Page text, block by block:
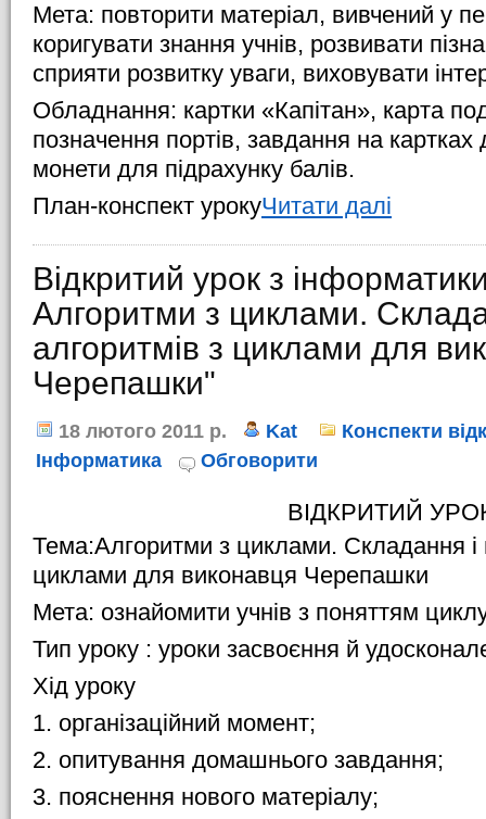
Мета: повторити матеріал, вивчений у
коригувати знання учнів, розвивати
сприяти розвитку уваги, виховувати
Обладнання: картки «Капітан», карта
позначення портів, завдання на
монети для підрахунку балів.
План-конспект урокуЧитати далі
Відкритий урок з
Алгоритми з циклами.
алгоритмів з циклами для
Черепашки"
18 лютого 2011 р. Kat
Конспекти
Інформатика
Обговорити
ВІДКРИТИЙ
Тема:Алгоритми з циклами. Складання і
циклами для виконавця Черепашки
Мета: ознайомити учнів з поняттям
Тип уроку : уроки засвоєння й
Хід уроку
1. організаційний момент;
2. опитування домашнього завдання;
3. пояснення нового матеріалу;